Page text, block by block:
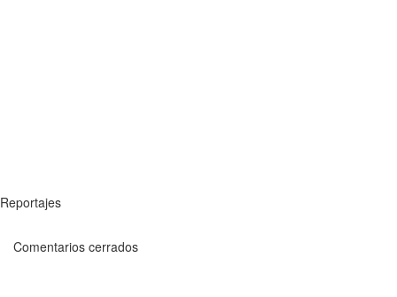
Reportajes
Comentarios cerrados